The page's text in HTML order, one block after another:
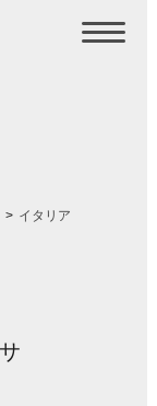
> イタリア